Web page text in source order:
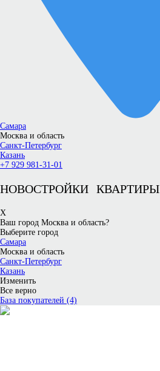
Самара
Москва и область
Санкт-Петербург
Казань
+7 929 981-31-01
НОВОСТРОЙКИ КВАРТИРЫ
X
Ваш город Москва и область?
Выберите город
Самара
Москва и область
Санкт-Петербург
Казань
Изменить
Все верно
База покупателей (4)